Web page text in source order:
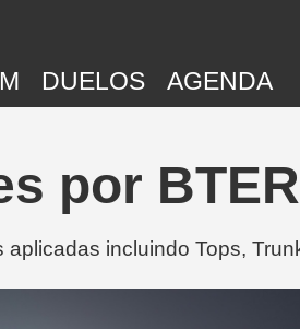
DUELOS AGENDA
por
incluindo Tops,